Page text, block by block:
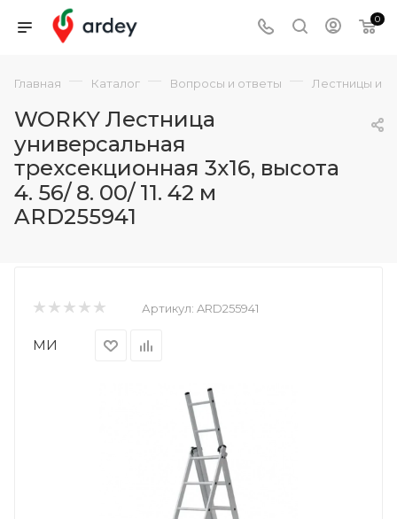
0
Главная — Каталог — Вопросы и ответы — Лестницы и
WORKY Лестница
универсальная
трехсекционная 3х16, высота
4. 56/ 8. 00/ 11. 42 м
ARD255941
Артикул: ARD255941
МИ